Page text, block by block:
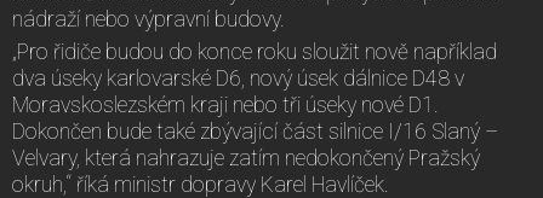
nádraží nebo výpravní budovy.
„Pro řidiče budou do konce roku sloužit nově například
dva úseky karlovarské D6, nový úsek dálnice D48 v
Moravskoslezském kraji nebo tři úseky nové D1.
Dokončen bude také zbývající část silnice I/16 Slaný –
Velvary, která nahrazuje zatím nedokončený Pražský
okruh,“ říká ministr dopravy Karel Havlíček.